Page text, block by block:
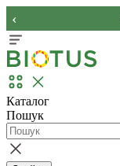
‹
Каталог
Пошук